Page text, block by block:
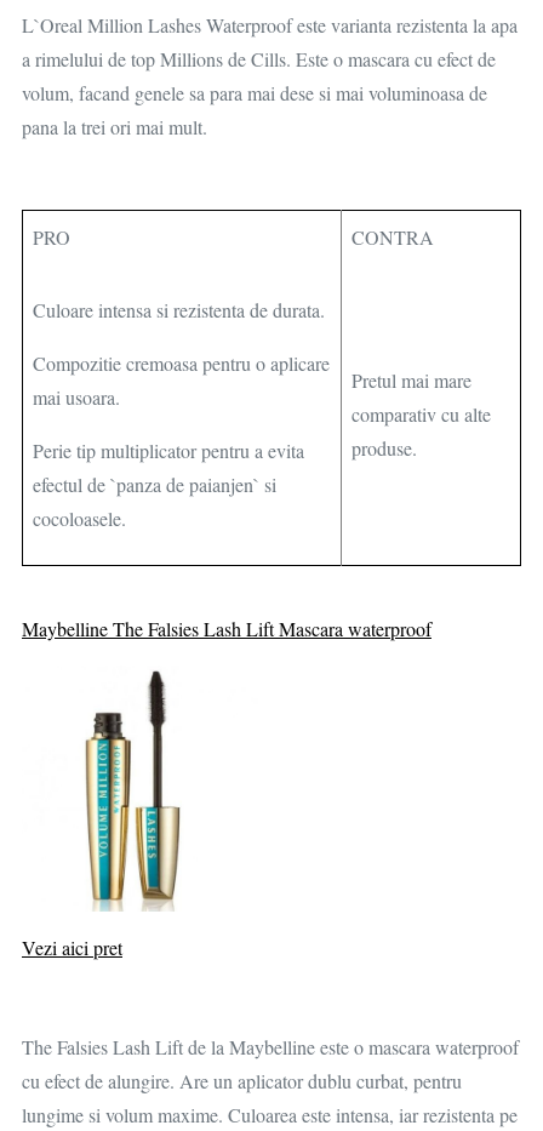
L`Oreal Million Lashes Waterproof este varianta rezistenta la apa
a rimelului de top Millions de Cills. Este o mascara cu efect de
volum, facand genele sa para mai dese si mai voluminoasa de
pana la trei ori mai mult.
PRO CONTRA
Culoare intensa si rezistenta de durata.
Compozitie cremoasa pentru o aplicare
mai usoara.
Perie tip multiplicator pentru a evita
efectul de `panza de paianjen` si
cocoloasele.
Pretul mai mare
comparativ cu alte
produse.
Maybelline The Falsies Lash Lift Mascara waterproof
Vezi aici pret
The Falsies Lash Lift de la Maybelline este o mascara waterproof
cu efect de alungire. Are un aplicator dublu curbat, pentru
lungime si volum maxime. Culoarea este intensa, iar rezistenta pe